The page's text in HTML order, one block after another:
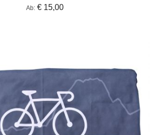
Ab € 15,00